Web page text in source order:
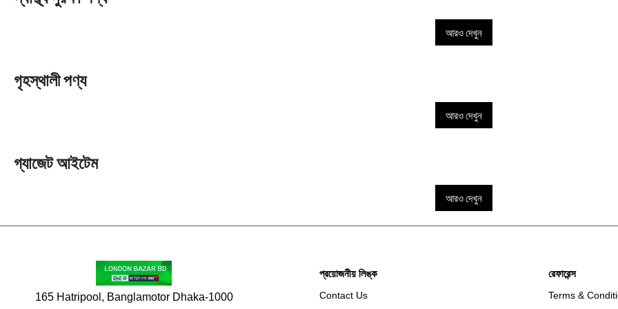
আরও দেখুন
গৃহস্থালী পণ্য
আরও দেখুন
গ্যাজেট আইটেম
আরও দেখুন
165 Hatripool, Banglamotor Dhaka-1000
প্রয়োজনীয় লিঙ্ক
Contact Us
রেফারেন্স
Terms &